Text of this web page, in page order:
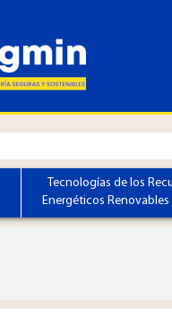
Tecnologías de los
Energéticos Renovables